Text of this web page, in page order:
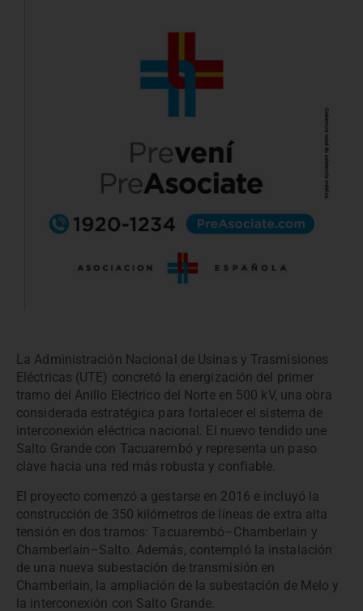
La Administración Nacional de Usinas y Trasmisiones
Eléctricas (UTE) concretó la energización del primer
tramo del Anillo Eléctrico del Norte en 500 kV, una obra
considerada estratégica para fortalecer el sistema de
interconexión eléctrica nacional. El nuevo tendido une
Salto Grande con Tacuarembó y representa un paso
clave hacia una red más robusta y confiable.
El proyecto comenzó a gestarse en 2016 e incluyó la
construcción de 350 kilómetros de líneas de extra alta
tensión en dos tramos: Tacuarembó–Chamberlain y
Chamberlain–Salto. Además, contempló la instalación
de una nueva subestación de transmisión en
Chamberlain, la ampliación de la subestación de Melo y
la interconexión con Salto Grande.